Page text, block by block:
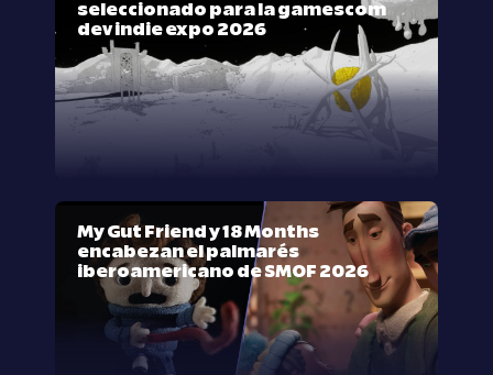
seleccionado para la gamescom
dev indie expo 2026
My Gut Friend y 18 Months
encabezan el palmarés
iberoamericano de SMOF 2026